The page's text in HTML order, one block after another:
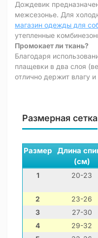
Дождевик
межсезонье. Для
магазин одежды для
утепленные
Промокает ли ткань?
Благодаря
плащевки в два слоя
отлично держит влагу
Размерная сетка
Размер Длина
(см)
1 20-23
2 23-26
3
27-30
4
29-32